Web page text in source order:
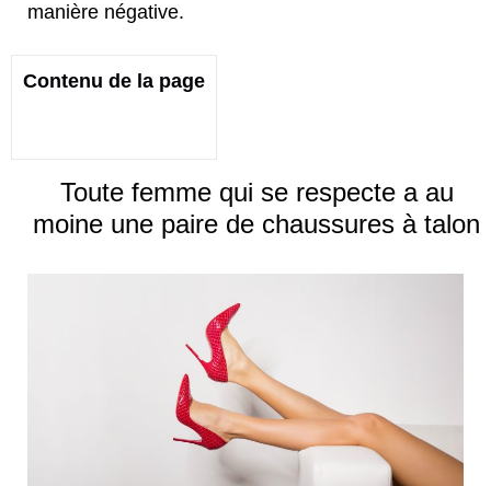
manière négative.
Contenu de la page
Toute femme qui se respecte a au
moine une paire de chaussures à talon